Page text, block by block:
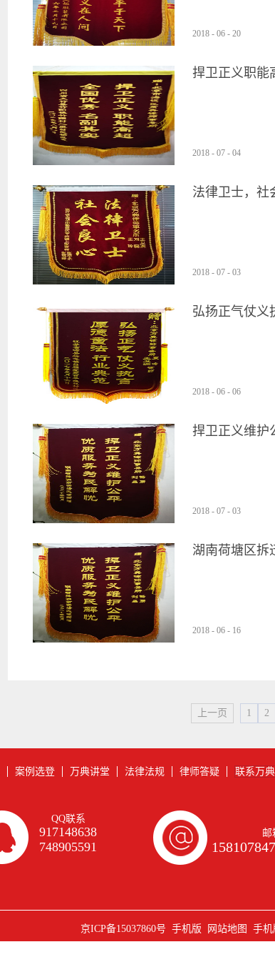
2018 - 06 - 20
捍卫正义职
2018 - 07 - 04
法律卫士，
2018 - 07 - 03
弘扬正气仗
2018 - 06 - 06
捍卫正义维
2018 - 07 - 03
湖南荷塘区拆
2018 - 06 - 16
上一页 1 2
案例选登 万典讲堂 法律法规 律师答疑 联系万典
QQ联系
917148638
748905591
邮
京ICP备15037860号 手机版 网站地图 手机